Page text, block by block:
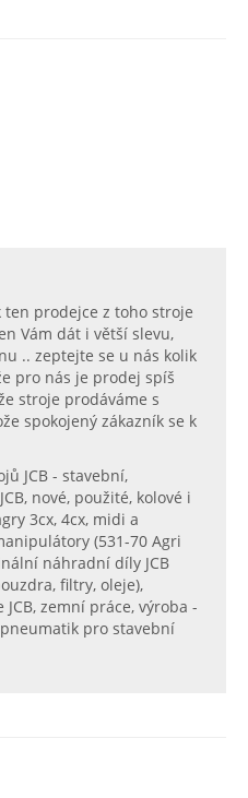
ten prodejce z toho stroje
Vám dát i větší slevu,
.. zeptejte se u nás kolik
pro nás je prodej spíš
stroje prodáváme s
spokojený zákazník se k
JCB - stavební,
nové, použité, kolové i
3cx, 4cx, midi a
(531-70 Agri
náhradní díly JCB
filtry, oleje),
zemní práce, výroba -
pro stavební